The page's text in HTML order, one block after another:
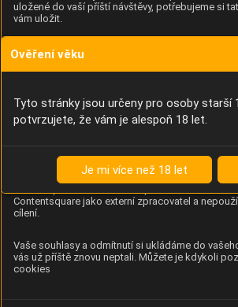
uložené do vaší příští návštěvy, potřebujeme si
vám uložit.
Anonymní unikátní ID
Díky němu příště poznáme, že se jedná o stejné
Identifikátor je zcela anonymní.
Analýza chování návštěvníků na webu (pohyb
kliknutí, procházení stránek a heatmapy), která
provozovateli e-shopu Betelné škopek pomáhá
Contentsquare jako externí zpracovatel a
cílení.
Vaše souhlasy a odmítnutí si ukládáme do
vás už příště znovu neptali. Můžete je kdykoli
cookies
Ověření věku
Tyto stránky jsou určeny pro osoby starší
potvrzujete, že vám je alespoň 18 let.
Je mi více než 18 let